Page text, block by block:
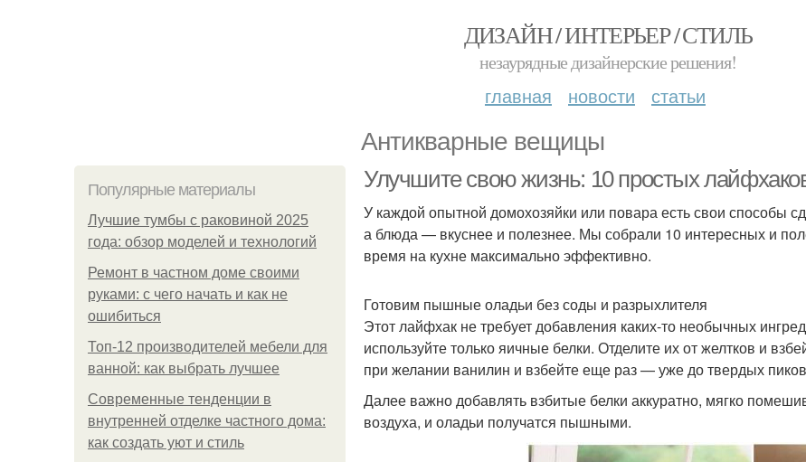
ДИЗАЙН / ИНТЕРЬЕР / СТИЛЬ
незаурядные дизайнерские решения!
главная новости статьи
Антикварные вещицы
Популярные материалы
Лучшие тумбы с раковиной 2025
года: обзор моделей и технологий
Ремонт в частном доме своими
руками: с чего начать и как не
ошибиться
Топ-12 производителей мебели для
ванной: как выбрать лучшее
Современные тенденции в
внутренней отделке частного дома:
как создать уют и стиль
Улучшите свою жизнь: 10 простых
У каждой опытной домохозяйки или повара есть свои способы
а блюда — вкуснее и полезнее. Мы собрали 10 интересных и
время на кухне максимально эффективно.
Готовим пышные оладьи без соды и разрыхлителя
Этот лайфхак не требует добавления каких-то необычных
используйте только яичные белки. Отделите их от желтков и
при желании ванилин и взбейте еще раз — уже до твердых
Далее важно добавлять взбитые белки аккуратно, мягко
воздуха, и оладьи получатся пышными.